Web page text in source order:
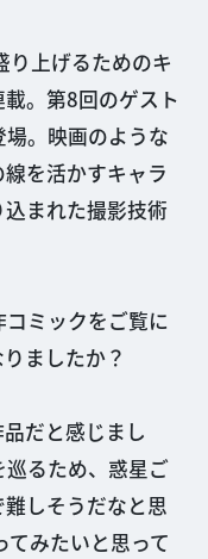
り上げるためのキ
。第8回のゲスト
。映画のような
を活かすキャラ
まれた撮影技術
ミックをご覧に
ましたか？
だと感じまし
るため、惑星ご
しそうだなと思
てみたいと思って